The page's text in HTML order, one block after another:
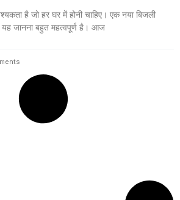
है जो हर घर में होनी चाहिए। एक नया बिजली
जानना बहुत महत्वपूर्ण है। आज